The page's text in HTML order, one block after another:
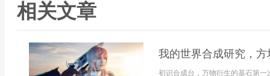
相关文章
我的世界合成研究，
初识合成台，万物衍生的基石第